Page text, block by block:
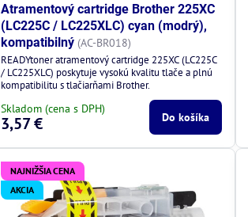
Atramentový cartridge Brother 225XC
(LC225C / LC225XLC) cyan (modrý),
kompatibilný (AC-BR018)
READYtoner atramentový cartridge 225XC (LC225C
/ LC225XLC) poskytuje vysokú kvalitu tlače a plnú
kompatibilitu s tlačiarňami Brother.
Skladom (cena s DPH)
3,57 € Do košíka
NAJNIŽŠIA CENA
AKCIA